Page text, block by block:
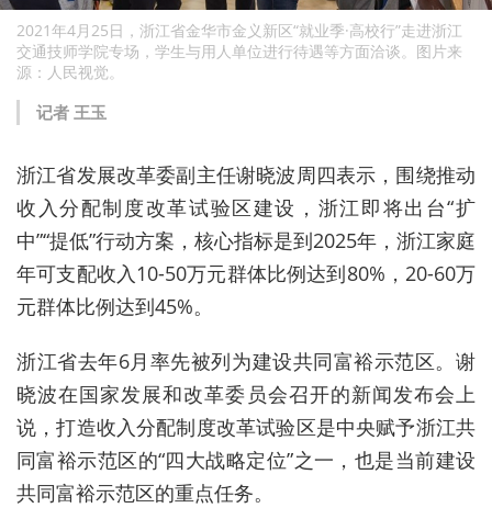
2021年4月25日，浙江省金华市金义新区“就业季·高校行”走进浙江
交通技师学院专场，学生与用人单位进行待遇等方面洽谈。图片来
源：人民视觉。
记者 王玉
浙江省发展改革委副主任谢晓波周四表示，围绕推动
收入分配制度改革试验区建设，浙江即将出台“扩
中”“提低”行动方案，核心指标是到2025年，浙江家庭
年可支配收入10-50万元群体比例达到80%，20-60万
元群体比例达到45%。
浙江省去年6月率先被列为建设共同富裕示范区。谢
晓波在国家发展和改革委员会召开的新闻发布会上
说，打造收入分配制度改革试验区是中央赋予浙江共
同富裕示范区的“四大战略定位”之一，也是当前建设
共同富裕示范区的重点任务。